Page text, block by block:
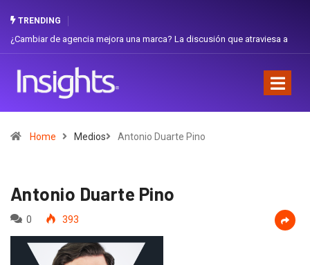
TRENDING
de agencia mejora una marca? La discusión que atraviesa a
Home Medios Antonio Duarte Pino
Antonio Duarte Pino
0 393